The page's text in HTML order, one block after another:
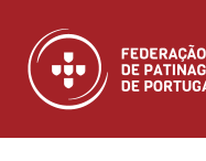
Skip to main content